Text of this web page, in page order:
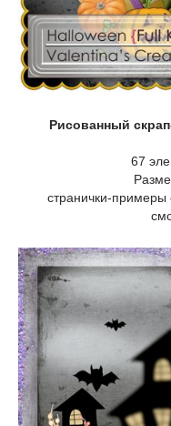
Рисованный
67
странички-